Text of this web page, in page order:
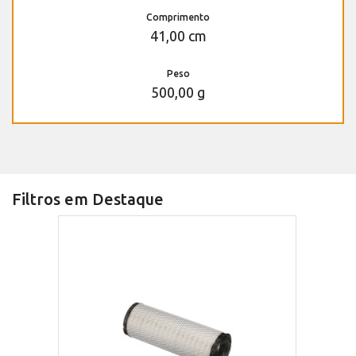
Comprimento
41,00 cm
Peso
500,00 g
Filtros em Destaque